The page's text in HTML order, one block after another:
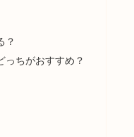
？
っちがおすすめ？